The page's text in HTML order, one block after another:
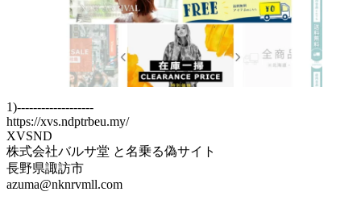
1)-------------------
https://xvs.ndptrbeu.my/
XVSND
株式会社バルサ堂 と名乗る偽サイト
長野県諏訪市
azuma@nknrvmll.com